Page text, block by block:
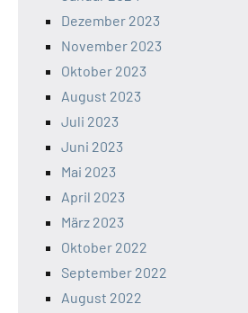
Dezember 2023
November 2023
Oktober 2023
August 2023
Juli 2023
Juni 2023
Mai 2023
April 2023
März 2023
Oktober 2022
September 2022
August 2022